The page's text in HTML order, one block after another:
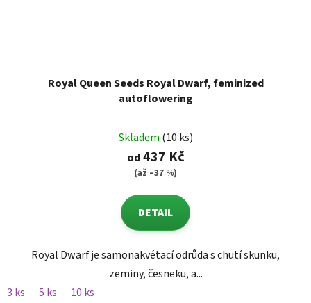
Royal Queen Seeds Royal Dwarf, feminized
autoflowering
Skladem (10 ks)
od437 Kč
(až –37 %)
DETAIL
Royal Dwarf je samonakvétací odrůda s chutí skunku,
zeminy, česneku, a...
3 ks
5 ks 10 ks